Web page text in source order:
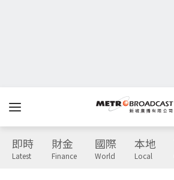
即時
Latest
財金
Finance
國際
World
本地
Local